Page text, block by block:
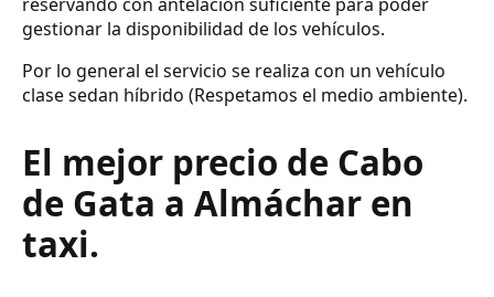
gestionar la disponibilidad de los vehículos.
Por lo general el servicio se realiza con un vehículo
clase sedan híbrido (Respetamos el medio ambiente).
El mejor precio de Cabo
de Gata a Almáchar en
taxi.